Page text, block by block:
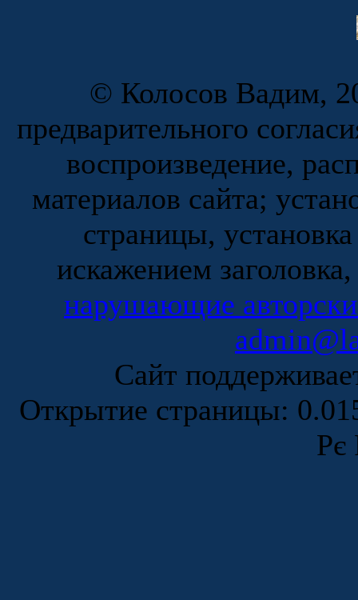
© Колосов Вадим,
предварительного
воспроизведение,
материалов сайта;
страницы,
искажением
нарушающие
Сайт
Открытие страницы:
Рє